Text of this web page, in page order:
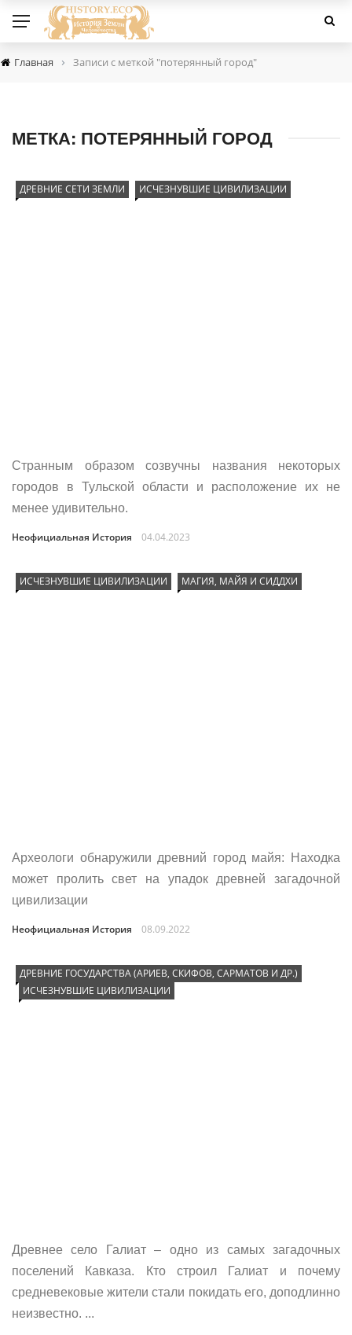
Главная › Записи с меткой "потерянный город"
МЕТКА: ПОТЕРЯННЫЙ ГОРОД
ДРЕВНИЕ СЕТИ ЗЕМЛИ ИСЧЕЗНУВШИЕ ЦИВИЛИЗАЦИИ
Странным образом созвучны названия некоторых
городов в Тульской области и расположение их не
менее удивительно.
Неофициальная История 04.04.2023
ИСЧЕЗНУВШИЕ ЦИВИЛИЗАЦИИ МАГИЯ, МАЙЯ И СИДДХИ
Археологи обнаружили древний город майя: Находка
может пролить свет на упадок древней загадочной
цивилизации
Неофициальная История 08.09.2022
ДРЕВНИЕ ГОСУДАРСТВА (АРИЕВ, СКИФОВ, САРМАТОВ И ДР.)
ИСЧЕЗНУВШИЕ ЦИВИЛИЗАЦИИ
Древнее село Галиат – одно из самых загадочных
поселений Кавказа. Кто строил Галиат и почему
средневековые жители стали покидать его, доподлинно
неизвестно. ...